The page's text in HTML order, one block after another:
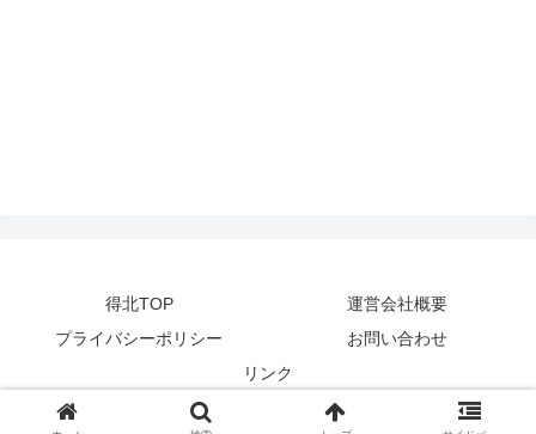
得北TOP
運営会社概要
プライバシーポリシー
お問い合わせ
リンク
© 2014-2024 zetta segment Inc